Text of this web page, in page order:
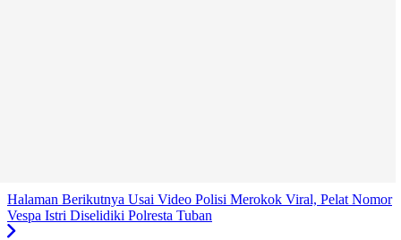
Halaman Berikutnya Usai Video Polisi Merokok Viral, Pelat Nomor
Vespa Istri Diselidiki Polresta Tuban